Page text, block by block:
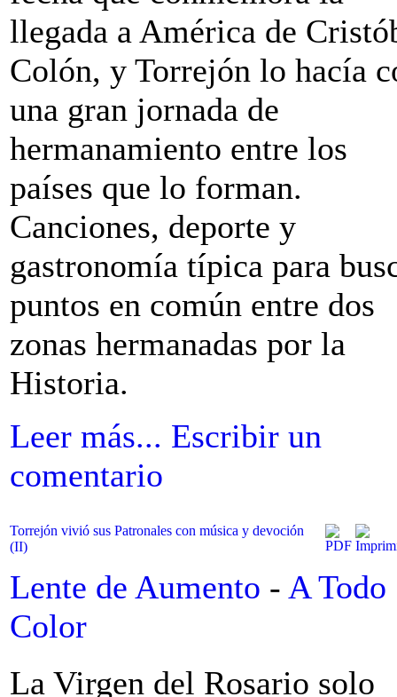
llegada a América de
Colón, y Torrejón lo hacía
una gran jornada de
hermanamiento entre los
países que lo forman.
Canciones, deporte y
gastronomía típica para
puntos en común entre dos
zonas hermanadas por la
Historia.
Leer más... Escribir un
comentario
Torrejón vivió sus Patronales con música y devoción
(II)
Lente de Aumento - A Todo
Color
La Virgen del Rosario solo